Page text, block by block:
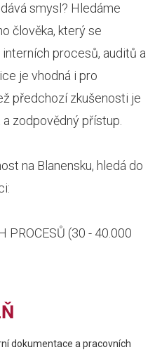
smysl? Hledáme
člověka, který se
procesů, auditů a
je vhodná i pro
předchozí zkušenosti je
zodpovědný přístup.
na Blanensku, hledá do
PROCESŮ (30 - 40.000
dokumentace a pracovních